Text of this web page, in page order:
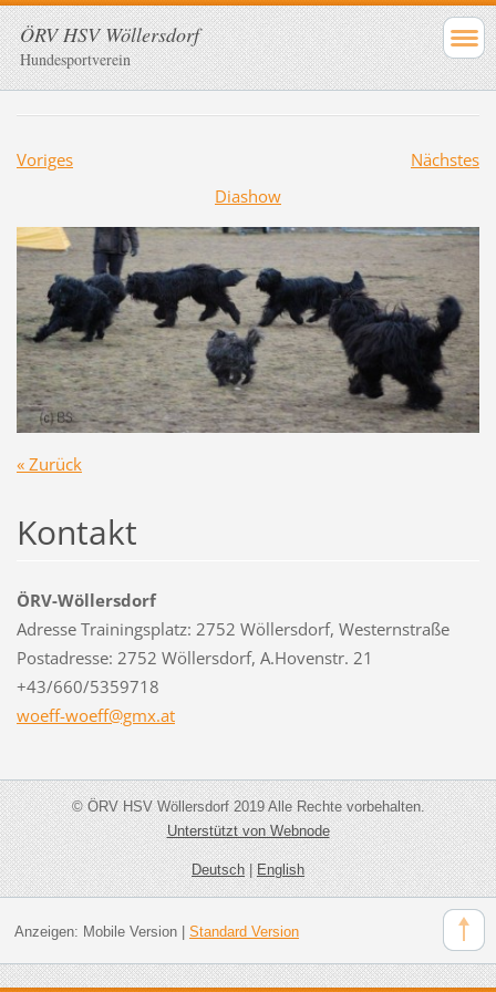
ÖRV HSV Wöllersdorf
Hundesportverein
Voriges
Nächstes
Diashow
« Zurück
Kontakt
ÖRV-Wöllersdorf
Adresse Trainingsplatz: 2752 Wöllersdorf, Westernstraße
Postadresse: 2752 Wöllersdorf, A.Hovenstr. 21
+43/660/5359718
woeff-woeff@gmx.at
© ÖRV HSV Wöllersdorf 2019 Alle Rechte vorbehalten.
Unterstützt von Webnode
Deutsch|English
Anzeigen: Mobile Version| Standard Version